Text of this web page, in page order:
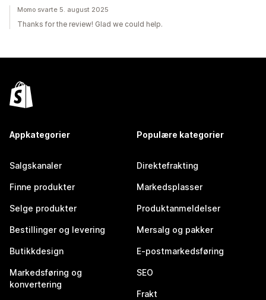
Momo svarte 5. august 2025
Thanks for the review! Glad we could help.
Appkategorier
Salgskanaler
Finne produkter
Selge produkter
Bestillinger og levering
Butikkdesign
Markedsføring og
konvertering
Populære kategorier
Direktefrakting
Markedsplasser
Produktanmeldelser
Mersalg og pakker
E-postmarkedsføring
SEO
Frakt